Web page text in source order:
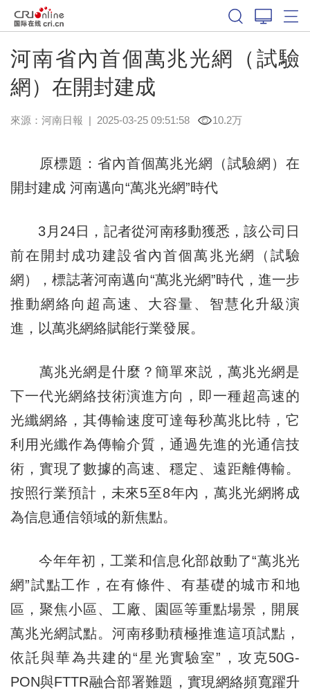
河南省內首個萬兆光網（試驗
網）在開封建成
來源： 河南日報 | 2025-03-25 09:51:58 10.2万
原標題：省內首個萬兆光網（試驗網）在
開封建成 河南邁向“萬兆光網”時代
3月24日，記者從河南移動獲悉，該公司日
前在開封成功建設省內首個萬兆光網（試驗
網），標誌著河南邁向“萬兆光網”時代，進一步
推動網絡向超高速、大容量、智慧化升級演
進，以萬兆網絡賦能行業發展。
萬兆光網是什麼？簡單來説，萬兆光網是
下一代光網絡技術演進方向，即一種超高速的
光纖網絡，其傳輸速度可達每秒萬兆比特，它
利用光纖作為傳輸介質，通過先進的光通信技
術，實現了數據的高速、穩定、遠距離傳輸。
按照行業預計，未來5至8年內，萬兆光網將成
為信息通信領域的新焦點。
今年年初，工業和信息化部啟動了“萬兆光
網”試點工作，在有條件、有基礎的城市和地
區，聚焦小區、工廠、園區等重點場景，開展
萬兆光網試點。河南移動積極推進這項試點，
依託與華為共建的“星光實驗室”，攻克50G-
PON與FTTR融合部署難題，實現網絡頻寬躍升